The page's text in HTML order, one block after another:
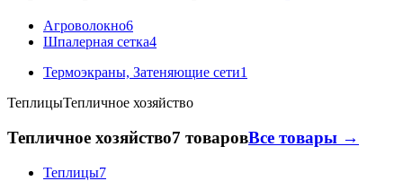
Агроволокно6
Шпалерная сетка4
Термоэкраны, Затеняющие сети1
ТеплицыТепличное хозяйство
Тепличное хозяйство7 товаровВсе товары →
Теплицы7